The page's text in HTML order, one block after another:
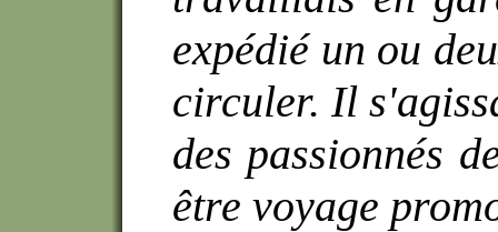
expédié un ou
circuler. Il
des passionnés
être voyage